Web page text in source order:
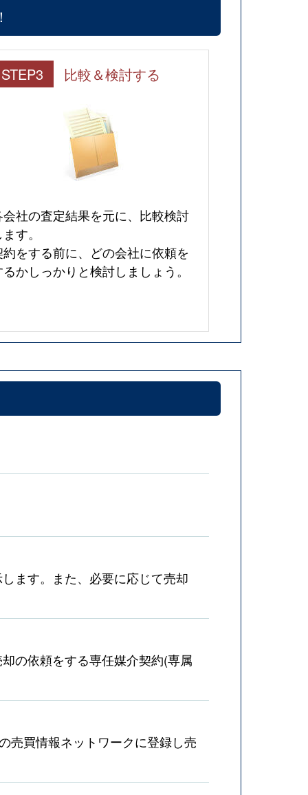
STEP3 比較＆検討する
会社の査定結果を元に、比較検討
す。
約をする前に、どの会社に依頼を
かしっかりと検討しましょう。
ます。また、必要に応じて売却
の依頼をする専任媒介契約(専属
売買情報ネットワークに登録し売